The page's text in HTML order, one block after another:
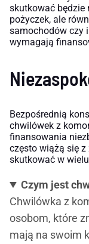
skutkować będzie
pożyczek, ale
samochodów czy
wymagają
Bezpośrednią
chwilówek z
finansowania
często wiążą się
skutkować w
Czym jest
Chwilówka z
osobom, które
mają na swoim